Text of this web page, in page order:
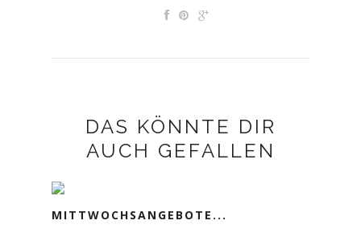
DAS KÖNNTE DIR
AUCH GEFALLEN
MITTWOCHSANGEBOTE...